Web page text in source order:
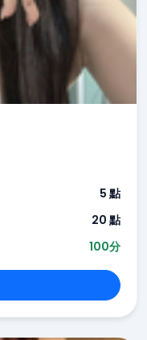
5 點
20 點
100分